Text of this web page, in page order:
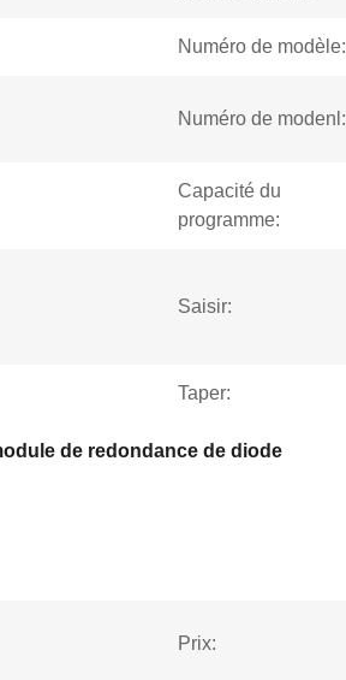
Numéro de modèle:
Numéro de modenl:
Capacité du
programme:
Saisir:
Taper:
de redondance de diode
Prix: